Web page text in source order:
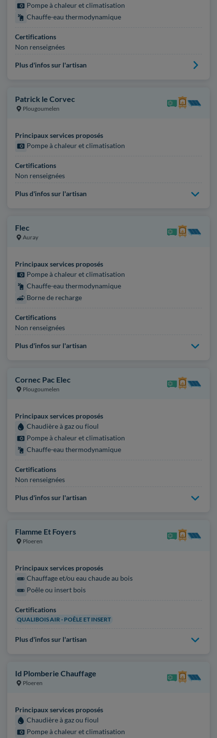
Pompe à chaleur et climatisation
Chauffe-eau thermodynamique
Certifications
Non renseignées
Plus d'infos sur l'artisan
Patrick le Corvec
Plougoumelen
Principaux services proposés
Pompe à chaleur et climatisation
Certifications
Non renseignées
Plus d'infos sur l'artisan
Flec
Auray
Principaux services proposés
Pompe à chaleur et climatisation
Chauffe-eau thermodynamique
Borne de recharge
Certifications
Non renseignées
Plus d'infos sur l'artisan
Cornec Pac Elec
Plougoumelen
Principaux services proposés
Chaudière à gaz ou fioul
Pompe à chaleur et climatisation
Chauffe-eau thermodynamique
Certifications
Non renseignées
Plus d'infos sur l'artisan
Flamme Et Foyers
Ploeren
Principaux services proposés
Chauffage et/ou eau chaude au bois
Poêle ou insert bois
Certifications
QUALIBOIS AIR - POÊLE ET INSERT
Plus d'infos sur l'artisan
Id Plomberie Chauffage
Ploeren
Principaux services proposés
Chaudière à gaz ou fioul
Pompe à chaleur et climatisation